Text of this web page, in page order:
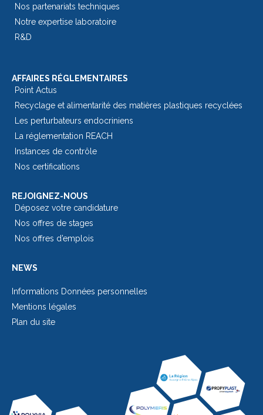
Nos partenariats techniques
Notre expertise laboratoire
R&D
AFFAIRES RÉGLEMENTAIRES
Point Actus
Recyclage et alimentarité des matières plastiques recyclées
Les perturbateurs endocriniens
La réglementation REACH
Instances de contrôle
Nos certifications
REJOIGNEZ-NOUS
Déposez votre candidature
Nos offres de stages
Nos offres d’emplois
NEWS
Informations Données personnelles
Mentions légales
Plan du site